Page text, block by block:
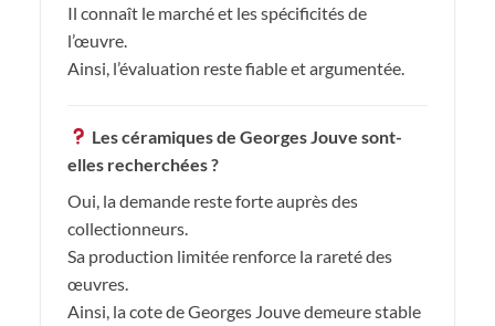
Il connaît le marché et les spécificités de
l’œuvre.
Ainsi, l’évaluation reste fiable et argumentée.
Les céramiques de Georges Jouve sont-
elles recherchées ?
Oui, la demande reste forte auprès des
collectionneurs.
Sa production limitée renforce la rareté des
œuvres.
Ainsi, la cote de Georges Jouve demeure stable